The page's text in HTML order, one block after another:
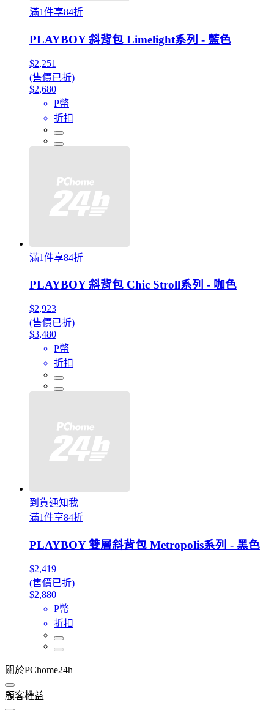
滿1件享84折
PLAYBOY 斜背包 Limelight系列 - 藍色
$2,251
(售價已折)
$2,680
P幣
折扣
滿1件享84折
PLAYBOY 斜背包 Chic Stroll系列 - 咖色
$2,923
(售價已折)
$3,480
P幣
折扣
到貨通知我
滿1件享84折
PLAYBOY 雙層斜背包 Metropolis系列 - 黑色
$2,419
(售價已折)
$2,880
P幣
折扣
關於PChome24h
顧客權益